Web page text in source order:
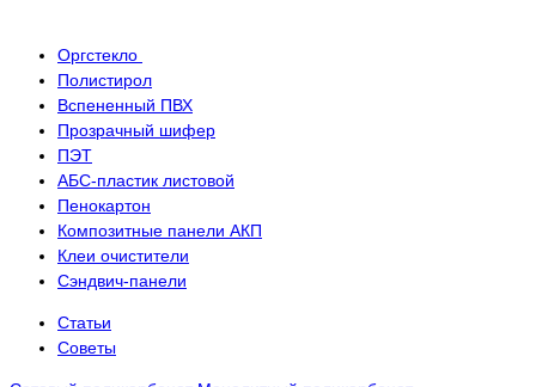
Оргстекло
Полистирол
Вспененный ПВХ
Прозрачный шифер
ПЭТ
АБС-пластик листовой
Пенокартон
Композитные панели АКП
Клеи очистители
Сэндвич-панели
Статьи
Советы